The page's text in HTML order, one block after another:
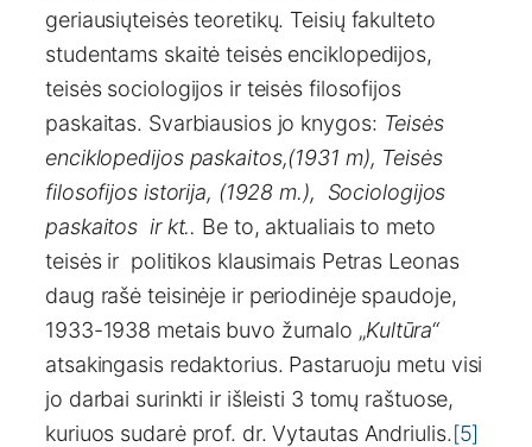
geriausiųteisės teoretikų. Teisių fakulteto
studentams skaitė teisės enciklopedijos,
teisės sociologijos ir teisės filosofijos
paskaitas. Svarbiausios jo knygos: Teisės
enciklopedijos paskaitos,(1931 m), Teisės
filosofijos istorija, (1928 m.), Sociologijos
paskaitos ir kt.. Be to, aktualiais to meto
teisės ir politikos klausimais Petras Leonas
daug rašė teisinėje ir periodinėje spaudoje,
1933-1938 metais buvo žurnalo „Kultūra“
atsakingasis redaktorius. Pastaruoju metu visi
jo darbai surinkti ir išleisti 3 tomų raštuose,
kuriuos sudarė prof. dr. Vytautas Andriulis.[5]